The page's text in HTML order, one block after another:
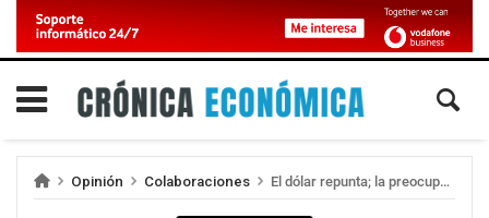
Opinión Colaboraciones El dólar repunta; la preocupación por la inflación en EE.UU. regresa